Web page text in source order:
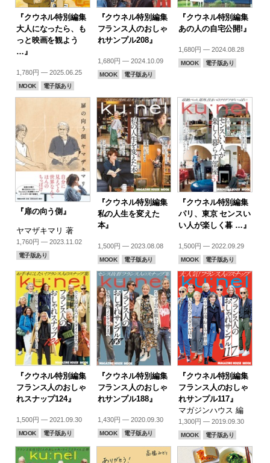
『クウネル特別編集
大人になったら、も
っと映画を観よう
…』
1,780円 — 2025.06.25
MOOK 電子版あり
『クウネル特別編集
フランス人のおしゃ
れサンプル208』
1,680円 — 2024.10.09
MOOK 電子版あり
『クウネル特別編集
あの人の自宅公開!』
1,680円 — 2024.08.28
MOOK 電子版あり
『扉の向う側』
ヤマザキマリ 著
1,760円 — 2023.11.02
電子版あり
『クウネル特別編集
私の人生を変えた
本』
1,500円 — 2023.08.08
MOOK 電子版あり
『クウネル特別編集
パリ、東京 センスい
い人が楽しく暮 …』
1,500円 — 2022.09.29
MOOK 電子版あり
『クウネル特別編集
フランス人のおしゃ
れスナップ124』
1,500円 — 2021.09.30
MOOK 電子版あり
『クウネル特別編集
フランス人のおしゃ
れサンプル188』
1,430円 — 2020.09.30
MOOK 電子版あり
『クウネル特別編集
フランス人のおしゃ
れサンプル117』
マガジンハウス 編
1,300円 — 2019.09.30
MOOK 電子版あり